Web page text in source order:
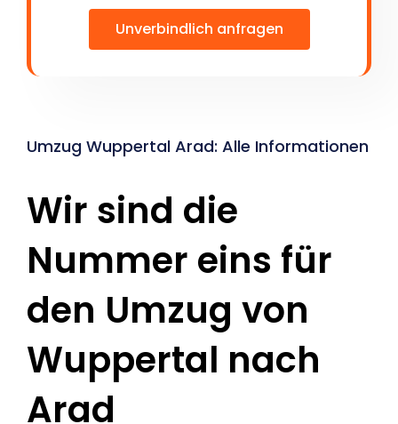
Unverbindlich anfragen
Umzug Wuppertal Arad: Alle Informationen
Wir sind die
Nummer eins für
den Umzug von
Wuppertal nach
Arad